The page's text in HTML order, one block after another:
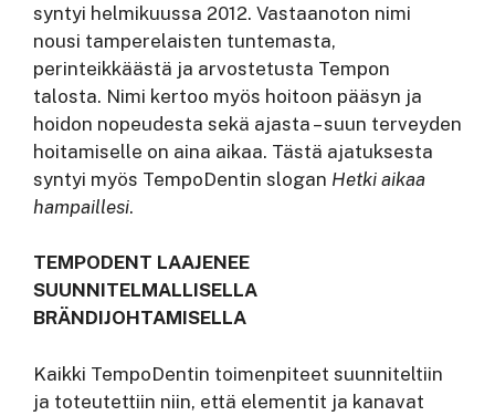
syntyi helmikuussa 2012. Vastaanoton nimi
nousi tamperelaisten tuntemasta,
perinteikkäästä ja arvostetusta Tempon
talosta. Nimi kertoo myös hoitoon pääsyn ja
hoidon nopeudesta sekä ajasta – suun terveyden
hoitamiselle on aina aikaa. Tästä ajatuksesta
syntyi myös TempoDentin slogan Hetki aikaa
hampaillesi.
TEMPODENT LAAJENEE
SUUNNITELMALLISELLA
BRÄNDIJOHTAMISELLA
Kaikki TempoDentin toimenpiteet suunniteltiin
ja toteutettiin niin, että elementit ja kanavat